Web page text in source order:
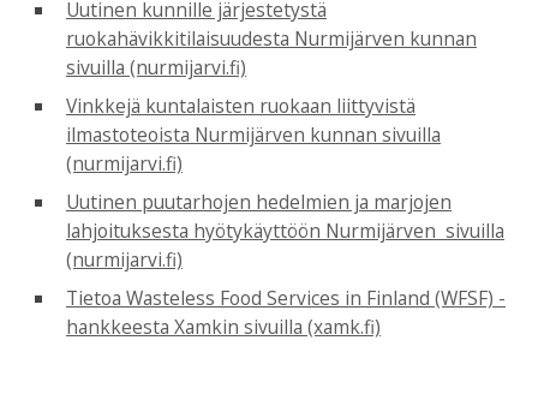
Uutinen kunnille järjestetystä
ruokahävikkitilaisuudesta Nurmijärven kunnan
sivuilla (nurmijarvi.fi)
Vinkkejä kuntalaisten ruokaan liittyvistä
ilmastoteoista Nurmijärven kunnan sivuilla
(nurmijarvi.fi)
Uutinen puutarhojen hedelmien ja marjojen
lahjoituksesta hyötykäyttöön Nurmijärven sivuilla
(nurmijarvi.fi)
Tietoa Wasteless Food Services in Finland (WFSF) -
hankkeesta Xamkin sivuilla (xamk.fi)